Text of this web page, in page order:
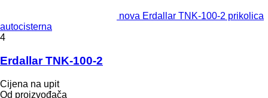
nova Erdallar TNK-100-2 prikolica
autocisterna
4
Erdallar TNK-100-2
Cijena na upit
Od proizvođača